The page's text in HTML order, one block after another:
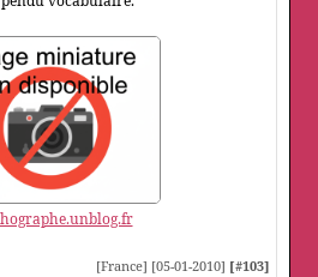
[France] [05-01-2010] [#103]